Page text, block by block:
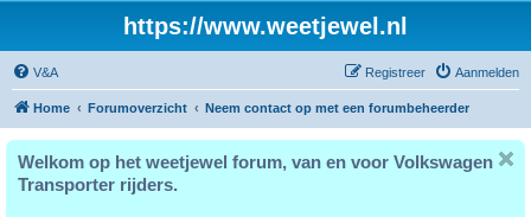
https://www.weetjewel.nl
V&A Aanmelden
Registreer
Home Forumoverzicht Neem contact op met een forumbeheerder
Welkom op het weetjewel forum, van en voor Volkswagen
Transporter rijders.